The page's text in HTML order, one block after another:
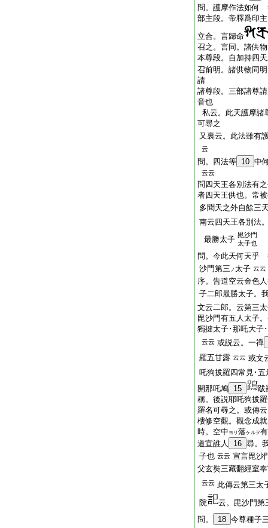
問。護摩作法如何
部主段。帝釋爲印
立合。言歸命
召之。言同。諸供
本尊段。自加持四
召前明。諸供物同
請
諸尊段。三部諸尊
音也
私云。此天護摩諸
可尋之
又裏云。此法雖有
云
問。四法等 10 中
云云
問四天王各別法有
者四天王供也。常
多聞天之外自餘三
南云四天王各別法
最勝太子 毘沙門
太子也
問。今此天何天乎
沙門第三 ノ太子 云云
序。告道空云金色
子二郎最勝太子。
文云二郎。云第三
毘沙門有五人太子
獨揵太子･那吒大子
云云 或説云。一禪
羅五甘露 云云 或文
吒狗拔羅四常見･五
開那吒鳩 15
跋
稱。後説耶吒狗拔
羅名可尋之。或傳
樓修空觀。觀念成
時。空中 ヨリ 落ケルヲ
道宣誰人
16 尋。
子也 云云 宣言毘沙
父玄奘三藏翻經室
云云 此傳云第三太
院
云。毘沙門第
問。
18 今尊種子